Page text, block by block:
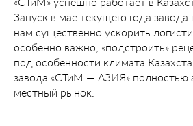
Запуск в мае текущего года
нам существенно ускорить
особенно важно, «подстроить»
под особенности климата
завода «СТиМ — АЗИЯ» полностью
местный рынок.